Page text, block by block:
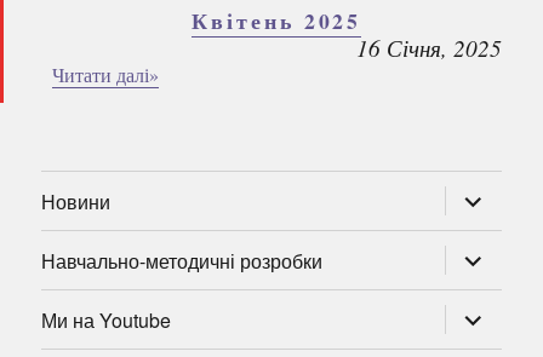
Квітень 2025
16 Січня, 2025
Читати далі»
Новини
підменю
Навчально-методичні розробки
підменю
Ми на Youtube
підменю